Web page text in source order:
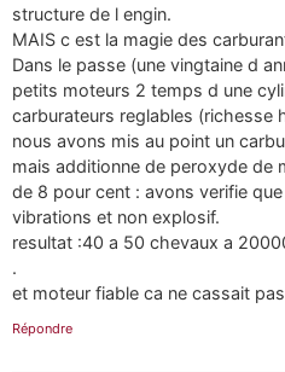
structure de l engin.
MAIS c est la magie des
Dans le passe (une vingtaine d
petits moteurs 2 temps d une
carburateurs reglables (richesse
nous avons mis au point un
mais additionne de peroxyde de
de 8 pour cent : avons verifie
vibrations et non explosif.
resultat :40 a 50 chevaux a
.
et moteur fiable ca ne cassait
Répondre